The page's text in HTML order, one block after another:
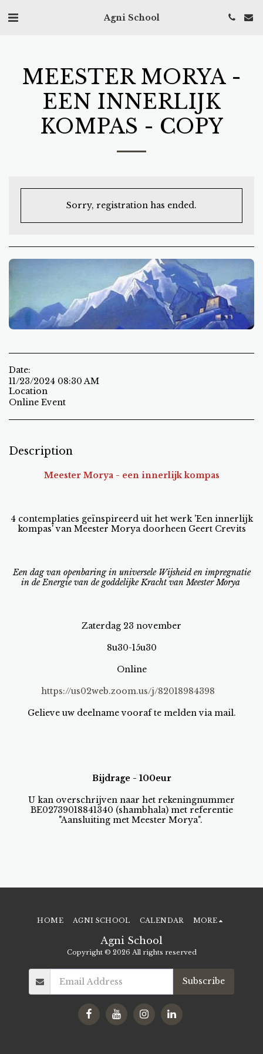
Agni School
MEESTER MORYA -
EEN INNERLIJK
KOMPAS - COPY
Sorry, registration has ended.
Date:
11/23/2024 08:30 AM
Location
Online Event
Description
Meester Morya - een innerlijk kompas
4 contemplaties geïnspireerd uit het werk 'Een innerlijk
kompas' van Meester Morya doorheen Geert Crevits
Een dag van openbaring in universele Wijsheid en impregnatie
in de Energie van de goddelijke Kracht van Meester Morya
Zaterdag 23 november
8u30-15u30
Online
https://us02web.zoom.us/j/82018984398
Gelieve uw deelname vooraf te melden via mail.
Bijdrage - 100eur
U kan overschrijven naar het rekeningnummer
BE02739018841340 (shambhala) met referentie
"Aansluiting met Meester Morya".
Agni School
Copyright © 2026 All rights reserved
HOME AGNI SCHOOL CALENDAR MORE
Subscribe